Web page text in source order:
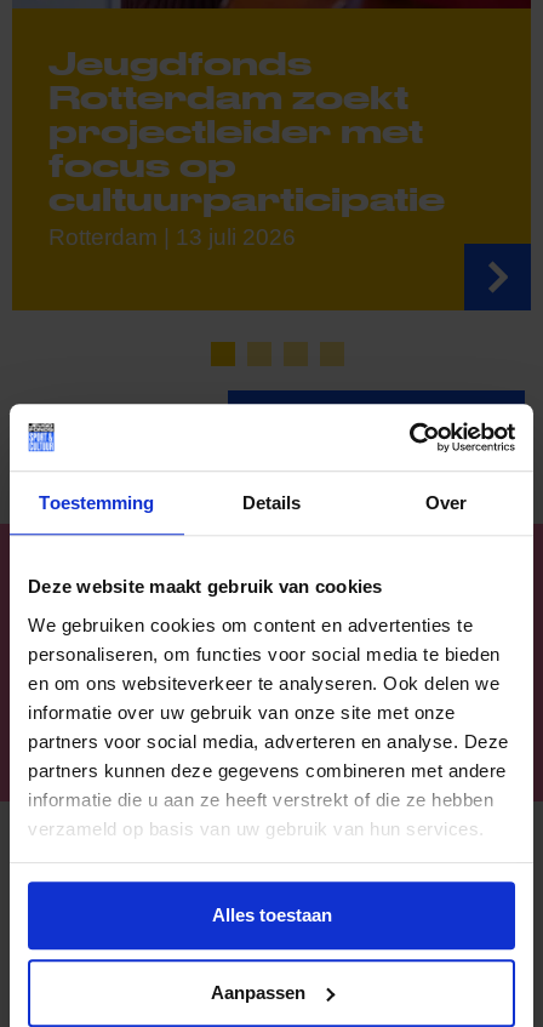
Toestemming Details Over
Deze website maakt gebruik van cookies
We gebruiken cookies om content en advertenties te
personaliseren, om functies voor social media te bieden
en om ons websiteverkeer te analyseren. Ook delen we
informatie over uw gebruik van onze site met onze
partners voor social media, adverteren en analyse. Deze
partners kunnen deze gegevens combineren met andere
informatie die u aan ze heeft verstrekt of die ze hebben
verzameld op basis van uw gebruik van hun services.
Alles toestaan
Aanpassen
Jeugdfonds
Rotterdam zoekt
projectleider met
focus op
cultuurparticipatie
Rotterdam | 13 juli 2026
Lees meer nieuws
VERHALEN